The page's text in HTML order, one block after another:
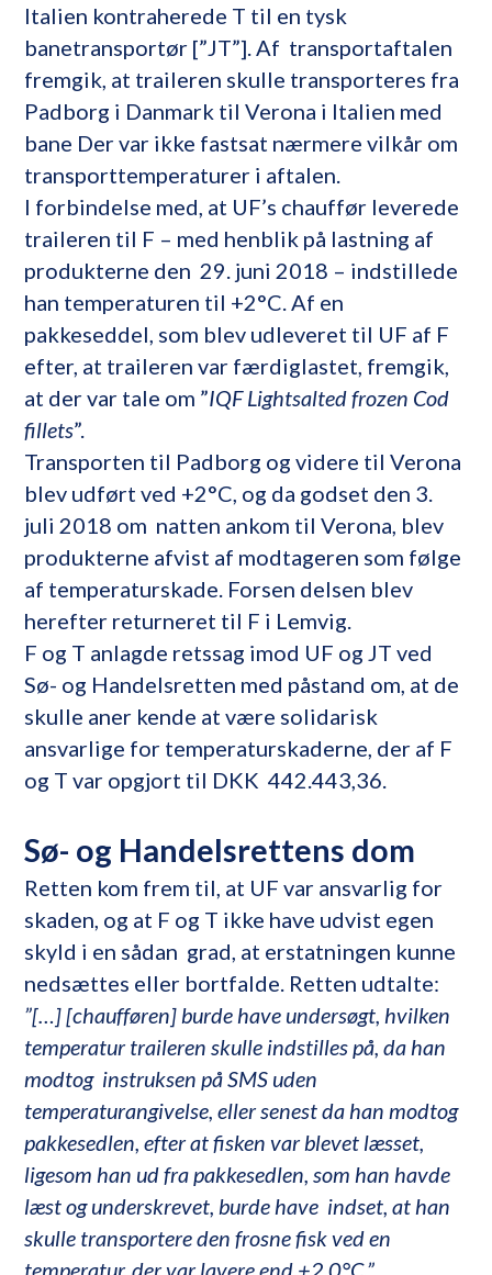
Italien kontraherede T til en tysk
banetransportør [”JT”]. Af transportaftalen
fremgik, at traileren skulle transporteres fra
Padborg i Danmark til Verona i Italien med
bane Der var ikke fastsat nærmere vilkår om
transporttemperaturer i aftalen.
I forbindelse med, at UF’s chauffør leverede
traileren til F – med henblik på lastning af
produkterne den 29. juni 2018 – indstillede
han temperaturen til +2°C. Af en
pakkeseddel, som blev udleveret til UF af F
efter, at traileren var færdiglastet, fremgik,
at der var tale om ”IQF Lightsalted frozen Cod
fillets”.
Transporten til Padborg og videre til Verona
blev udført ved +2°C, og da godset den 3.
juli 2018 om natten ankom til Verona, blev
produkterne afvist af modtageren som følge
af temperaturskade. Forsen delsen blev
herefter returneret til F i Lemvig.
F og T anlagde retssag imod UF og JT ved
Sø- og Handelsretten med påstand om, at de
skulle aner kende at være solidarisk
ansvarlige for temperaturskaderne, der af F
og T var opgjort til DKK 442.443,36.
Sø- og Handelsrettens dom
Retten kom frem til, at UF var ansvarlig for
skaden, og at F og T ikke have udvist egen
skyld i en sådan grad, at erstatningen kunne
nedsættes eller bortfalde. Retten udtalte:
”[…] [chaufføren] burde have undersøgt, hvilken
temperatur traileren skulle indstilles på, da han
modtog instruksen på SMS uden
temperaturangivelse, eller senest da han modtog
pakkesedlen, efter at fisken var blevet læsset,
ligesom han ud fra pakkesedlen, som han havde
læst og underskrevet, burde have indset, at han
skulle transportere den frosne fisk ved en
temperatur, der var lavere end +2,0°C.”